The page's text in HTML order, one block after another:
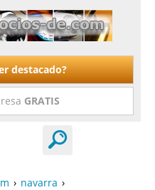
destacado?
GRATIS
› navarra ›